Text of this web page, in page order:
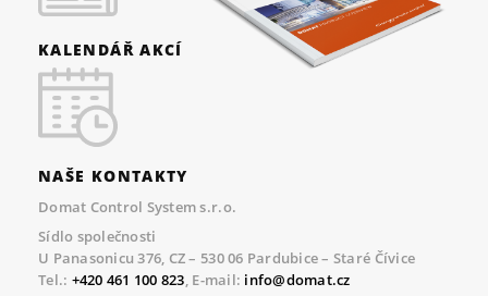
KALENDÁŘ AKCÍ
NAŠE KONTAKTY
Domat Control System s.r.o.
Sídlo společnosti
U Panasonicu 376, CZ – 530 06 Pardubice – Staré Čívice
Tel.: +420 461 100 823, E-mail: info@domat.cz